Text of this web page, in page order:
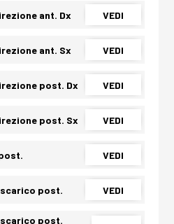
ant. Dx VEDI
ant. Sx VEDI
post. Dx VEDI
post. Sx VEDI
VEDI
post. VEDI
post.